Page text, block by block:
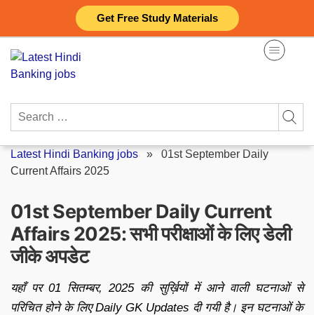
Get Free Study Materials
content
Search
Latest Hindi Banking jobs » 01st September Daily
Current Affairs 2025
01st September Daily Current
Affairs 2025: सभी परीक्षाओं के लिए डेली
जीके अपडेट
यहाँ पर 01 सितम्बर, 2025 की सुर्ख़ियों में आने वाली घटनाओं से
परिचित होने के लिए Daily GK Updates दी गयी है। इन घटनाओं के